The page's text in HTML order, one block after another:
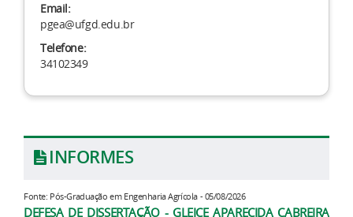
Email:
pgea@ufgd.edu.br
Telefone:
34102349
INFORMES
Fonte: Pós-Graduação em Engenharia Agrícola - 05/08/2026
DEFESA DE DISSERTAÇÃO - GLEICE APARECIDA CABREIRA